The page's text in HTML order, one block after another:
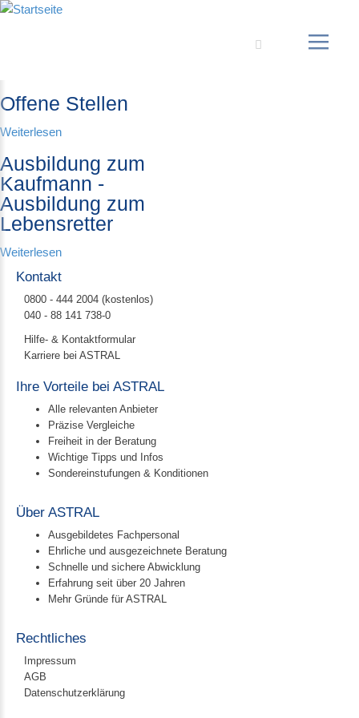
Offene Stellen
Weiterlesen
Ausbildung zum
Kaufmann -
Ausbildung zum
Lebensretter
Weiterlesen
Kontakt
0800 - 444 2004 (kostenlos)
040 - 88 141 738-0
Hilfe- & Kontaktformular
Karriere bei ASTRAL
Ihre Vorteile bei ASTRAL
Alle relevanten Anbieter
Präzise Vergleiche
Freiheit in der Beratung
Wichtige Tipps und Infos
Sondereinstufungen & Konditionen
Über ASTRAL
Ausgebildetes Fachpersonal
Ehrliche und ausgezeichnete Beratung
Schnelle und sichere Abwicklung
Erfahrung seit über 20 Jahren
Mehr Gründe für ASTRAL
Rechtliches
Impressum
AGB
Datenschutzerklärung